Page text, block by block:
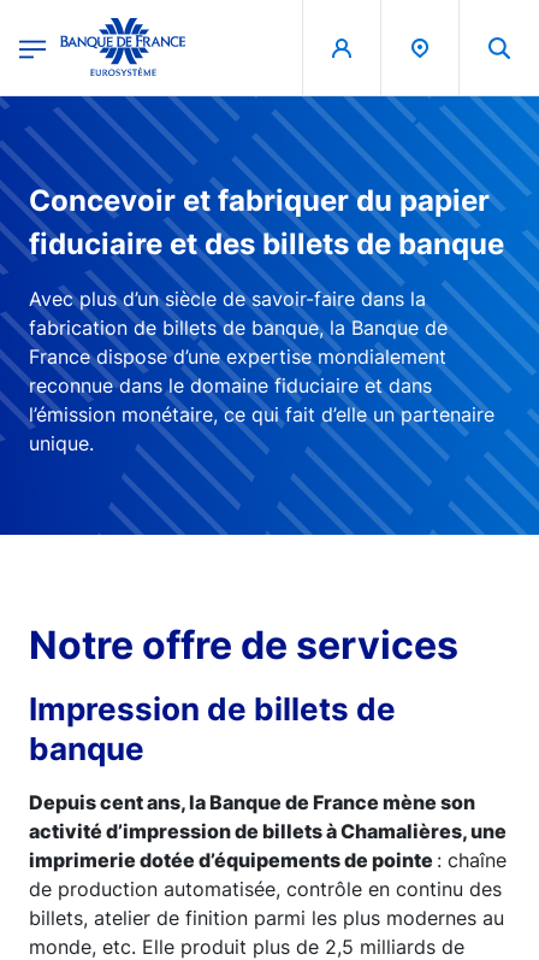
Banque de France - Menu Principal
Concevoir et fabriquer du papier
fiduciaire et des billets de banque
Avec plus d’un siècle de savoir-faire dans la
fabrication de billets de banque, la Banque de
France dispose d’une expertise mondialement
reconnue dans le domaine fiduciaire et dans
l’émission monétaire, ce qui fait d’elle un partenaire
unique.
Notre offre de services
Impression de billets de
banque
Depuis cent ans, la Banque de France mène son
activité d’impression de billets à Chamalières, une
imprimerie dotée d’équipements de pointe : chaîne
de production automatisée, contrôle en continu des
billets, atelier de finition parmi les plus modernes au
monde, etc. Elle produit plus de 2,5 milliards de